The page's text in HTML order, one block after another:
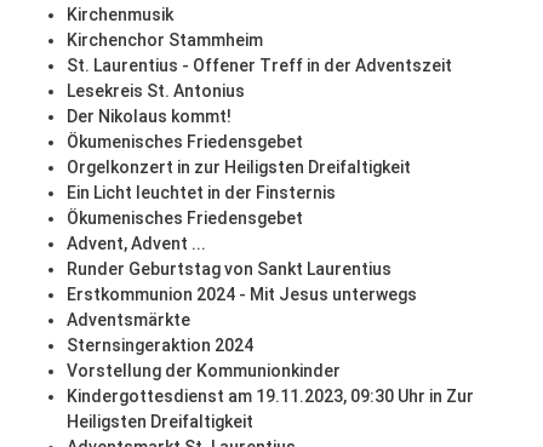
Kirchenmusik
Kirchenchor Stammheim
St. Laurentius - Offener Treff in der Adventszeit
Lesekreis St. Antonius
Der Nikolaus kommt!
Ökumenisches Friedensgebet
Orgelkonzert in zur Heiligsten Dreifaltigkeit
Ein Licht leuchtet in der Finsternis
Ökumenisches Friedensgebet
Advent, Advent ...
Runder Geburtstag von Sankt Laurentius
Erstkommunion 2024 - Mit Jesus unterwegs
Adventsmärkte
Sternsingeraktion 2024
Vorstellung der Kommunionkinder
Kindergottesdienst am 19.11.2023, 09:30 Uhr in Zur
Heiligsten Dreifaltigkeit